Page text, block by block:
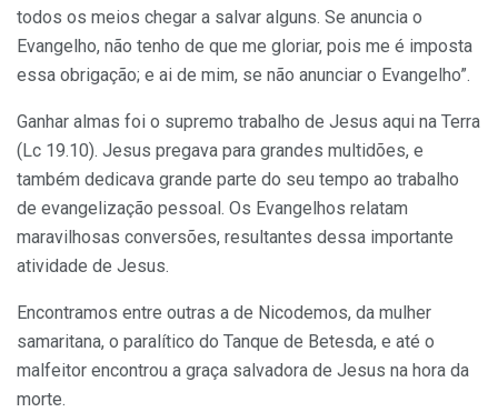
todos os meios chegar a salvar alguns. Se anuncia o
Evangelho, não tenho de que me gloriar, pois me é imposta
essa obrigação; e ai de mim, se não anunciar o Evangelho”.
Ganhar almas foi o supremo trabalho de Jesus aqui na Terra
(Lc 19.10). Jesus pregava para grandes multidões, e
também dedicava grande parte do seu tempo ao trabalho
de evangelização pessoal. Os Evangelhos rela­tam
maravilhosas conversões, resultantes dessa importante
atividade de Jesus.
Encontramos entre outras a de Nicodemos, da mulher
samaritana, o paralítico do Tanque de Betesda, e até o
malfeitor encontrou a graça salvadora de Jesus na hora da
morte.